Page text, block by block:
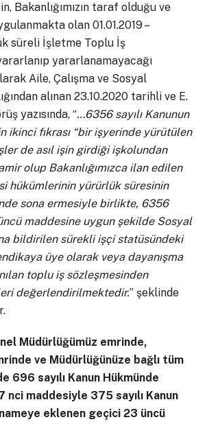
Bakanlığımızın taraf olduğu ve
olan 01.01.2019 –
süreli İşletme Toplu İş
yararlanamayacağı
Aile, Çalışma ve Sosyal
alınan 23.10.2020 tarihli ve E.
yazısında, “…6356 sayılı Kanunun
ikinci fıkrası “bir işyerinde yürütülen
de asıl işin girdiği işkolundan
olup Bakanlığımızca ilan edilen
hükümlerinin yürürlük süresinin
sona ermesiyle birlikte, 6356
maddesine uygun şekilde Sosyal
bildirilen sürekli işçi statüsündeki
üye olarak veya dayanışma
toplu iş sözleşmesinden
değerlendirilmektedir.” şeklinde
Müdürlüğümüz emrinde,
ve Müdürlüğünüze bağlı tüm
696 sayılı Kanun Hükmünde
nci maddesiyle 375 sayılı Kanun
eklenen geçici 23 üncü